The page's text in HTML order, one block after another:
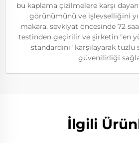
bu kaplama çizilmelere karşı
görünümünü ve işlevselliğini
makara, sevkiyat öncesinde 72
testinden geçirilir ve şirketin "en
standardını" karşılayarak
güvenilirliği
İlgili